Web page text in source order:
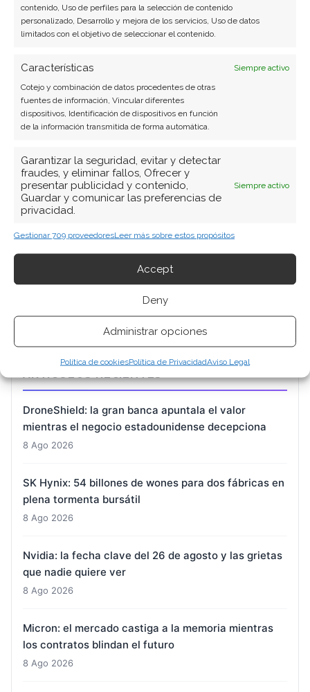
contenido, Uso de perfiles para la selección de contenido
personalizado, Desarrollo y mejora de los servicios, Uso de datos
limitados con el objetivo de seleccionar el contenido.
Características
Siempre activo
Cotejo y combinación de datos procedentes de otras
fuentes de información, Vincular diferentes
dispositivos, Identificación de dispositivos en función
de la información transmitida de forma automática.
Garantizar la seguridad, evitar y detectar
fraudes, y eliminar fallos, Ofrecer y
presentar publicidad y contenido,
Guardar y comunicar las preferencias de
privacidad.
Siempre activo
Gestionar 709 proveedoresLeer más sobre estos propósitos
Accept
Deny
Administrar opciones
Política de cookiesPolítica de PrivacidadAviso Legal
DroneShield: la gran banca apuntala el valor
mientras el negocio estadounidense decepciona
8 Ago 2026
SK Hynix: 54 billones de wones para dos fábricas en
plena tormenta bursátil
8 Ago 2026
Nvidia: la fecha clave del 26 de agosto y las grietas
que nadie quiere ver
8 Ago 2026
Micron: el mercado castiga a la memoria mientras
los contratos blindan el futuro
8 Ago 2026